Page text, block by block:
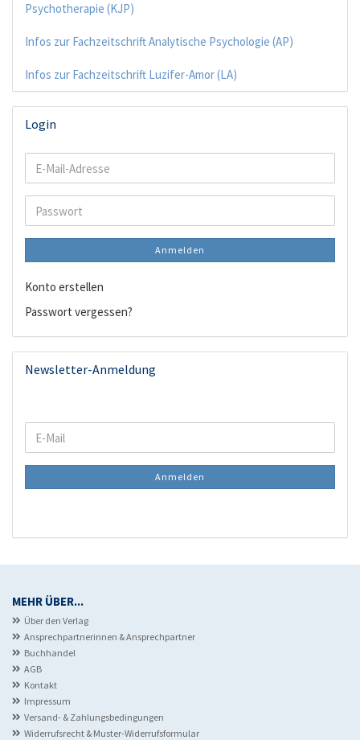
Psychotherapie (KJP)
Infos zur Fachzeitschrift Analytische Psychologie (AP)
Infos zur Fachzeitschrift Luzifer-Amor (LA)
Login
E-
Mail-
Passwort
Anmelden
Konto erstellen
Passwort vergessen?
Newsletter-Anmeldung
WEITER
ZUR
NEWSLETTER-
E-
Mail
Anmelden
MEHR ÜBER...
Über den Verlag
Ansprechpartnerinnen & Ansprechpartner
Buchhandel
AGB
Kontakt
Impressum
Versand- & Zahlungsbedingungen
Widerrufsrecht & Muster-Widerrufsformular